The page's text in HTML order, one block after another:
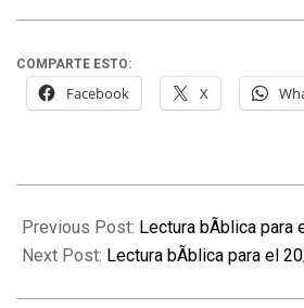
COMPARTE ESTO:
Facebook X
11-
19
Previous Post: Lectura bÃ­blica
Next Post: Lectura bÃ­blica para el